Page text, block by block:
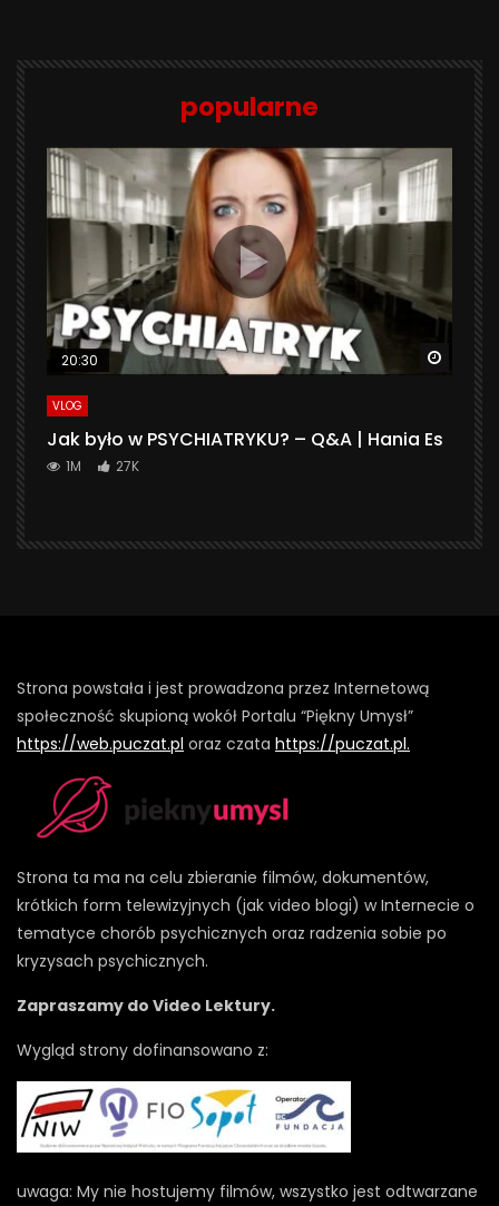
popularne
20:30
VLOG
Jak było w PSYCHIATRYKU? – Q&A | Hania Es
1M 27K
Strona powstała i jest prowadzona przez Internetową
społeczność skupioną wokół Portalu “Piękny Umysł”
https://web.puczat.pl oraz czata https://puczat.pl.
Strona ta ma na celu zbieranie filmów, dokumentów,
krótkich form telewizyjnych (jak video blogi) w Internecie o
tematyce chorób psychicznych oraz radzenia sobie po
kryzysach psychicznych.
Zapraszamy do Video Lektury.
Wygląd strony dofinansowano z:
uwaga: My nie hostujemy filmów, wszystko jest odtwarzane